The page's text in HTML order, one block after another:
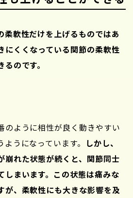
柔軟性だけを上げるものではあ
にくくなっている関節の柔軟性
のです。
のように相性が良く動きやすい
うになっています。 しかし、
崩れた状態が続くと、関節同士
しまいます。この状態は痛みな
が、柔軟性にも大きな影響を及